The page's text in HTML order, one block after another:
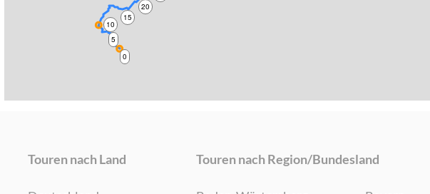
0
5
10
15
20
Touren nach Land Touren nach Region/Bundesland